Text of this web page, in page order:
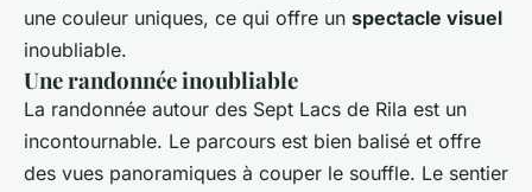
une couleur uniques, ce qui offre un spectacle visuel
inoubliable.
Une randonnée inoubliable
La randonnée autour des Sept Lacs de Rila est un
incontournable. Le parcours est bien balisé et offre
des vues panoramiques à couper le souffle. Le sentier